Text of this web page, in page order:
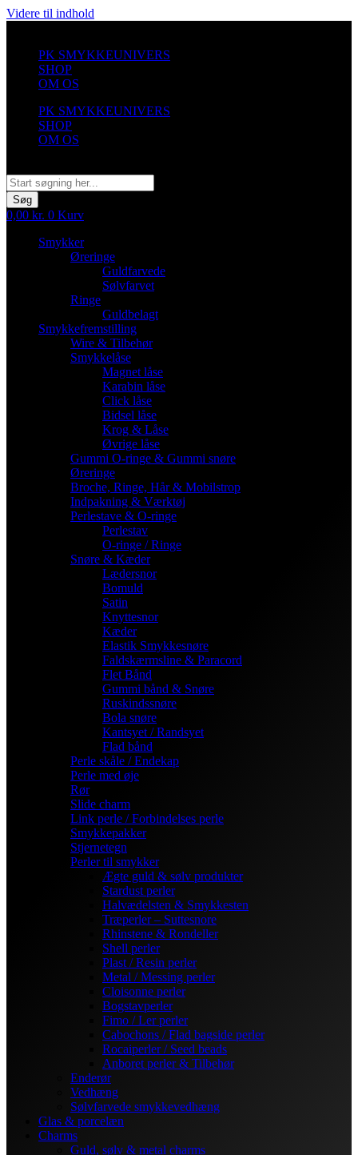
Videre til indhold
PK SMYKKEUNIVERS
SHOP
OM OS
PK SMYKKEUNIVERS
SHOP
OM OS
Søg
0,00 kr. 0 Kurv
Smykker
Øreringe
Guldfarvede
Sølvfarvet
Ringe
Guldbelagt
Smykkefremstilling
Wire & Tilbehør
Smykkelåse
Magnet låse
Karabin låse
Click låse
Bidsel låse
Krog & Låse
Øvrige låse
Gummi O-ringe & Gummi snøre
Øreringe
Broche, Ringe, Hår & Mobilstrop
Indpakning & Værktøj
Perlestave & O-ringe
Perlestav
O-ringe / Ringe
Snøre & Kæder
Lædersnor
Bomuld
Satin
Knyttesnor
Kæder
Elastik Smykkesnøre
Faldskærmsline & Paracord
Flet Bånd
Gummi bånd & Snøre
Ruskindssnøre
Bola snøre
Kantsyet / Randsyet
Flad bånd
Perle skåle / Endekap
Perle med øje
Rør
Slide charm
Link perle / Forbindelses perle
Smykkepakker
Stjernetegn
Perler til smykker
Ægte guld & sølv produkter
Stardust perler
Halvædelsten & Smykkesten
Træperler – Suttesnore
Rhinstene & Rondeller
Shell perler
Plast / Resin perler
Metal / Messing perler
Cloisonne perler
Bogstavperler
Fimo / Ler perler
Cabochons / Flad bagside perler
Rocaiperler / Seed beads
Anboret perler & Tilbehør
Enderør
Vedhæng
Sølvfarvede smykkevedhæng
Glas & porcelæn
Charms
Guld, sølv & metal charms